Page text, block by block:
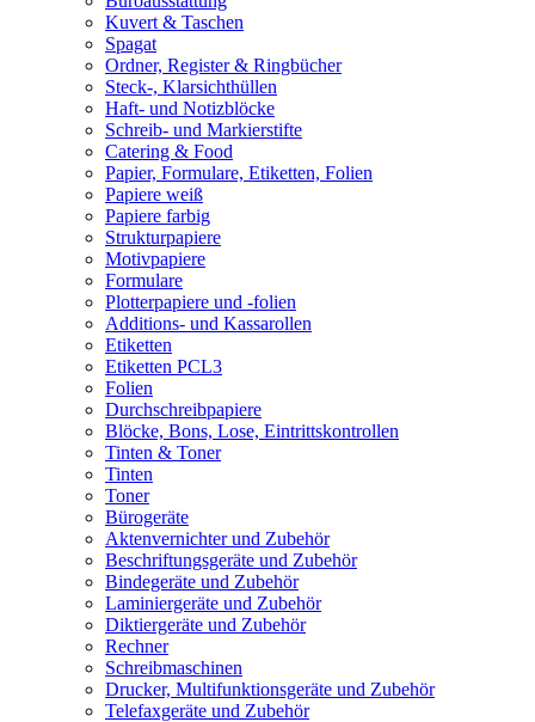
Kuvert & Taschen
Spagat
Ordner, Register & Ringbücher
Steck-, Klarsichthüllen
Haft- und Notizblöcke
Schreib- und Markierstifte
Catering & Food
Papier, Formulare, Etiketten, Folien
Papiere weiß
Papiere farbig
Strukturpapiere
Motivpapiere
Formulare
Plotterpapiere und -folien
Additions- und Kassarollen
Etiketten
Etiketten PCL3
Folien
Durchschreibpapiere
Blöcke, Bons, Lose, Eintrittskontrollen
Tinten & Toner
Tinten
Toner
Bürogeräte
Aktenvernichter und Zubehör
Beschriftungsgeräte und Zubehör
Bindegeräte und Zubehör
Laminiergeräte und Zubehör
Diktiergeräte und Zubehör
Rechner
Schreibmaschinen
Drucker, Multifunktionsgeräte und Zubehör
Telefaxgeräte und Zubehör